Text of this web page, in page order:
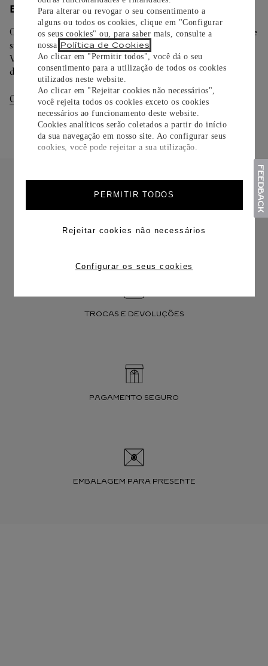
Para alterar ou revogar o seu consentimento a
alguns ou todos os cookies, clique em "Configurar
os seus cookies" ou, para saber mais, consulte a
nossa Política de Cookies
Ao clicar em "Permitir todos", você dá o seu
consentimento para a utilização de todos os cookies
utilizados neste website.
Ao clicar em "Rejeitar cookies não necessários",
você rejeita todos os cookies exceto os cookies
necessários ao funcionamento deste website.
Cookies analíticos serão coletados a partir do início
da sua navegação em nosso site. Ao configurar seus
cookies, você pode rejeitar a sua utilização.
PERMITIR TODOS
Rejeitar cookies não necessários
Configurar os seus cookies
ENTREGA/DEVOLUÇÃO
Oferecemos diferentes opções de entrega. Selecione o envio de
sua preferência na finalização de seu pedido.
Você pode trocar ou devolver sua criação Cartier em até 30
dias.
Consultar Entregas Consultar Devoluções
FRETE CORTESIA
TROCAS E DEVOLUÇÕES
PAGAMENTO SEGURO
EMBALAGEM PARA PRESENTE